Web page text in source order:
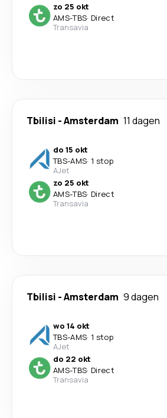
zo 25 okt
AMS-TBS· Direct
Transavia
Tbilisi -Amsterdam 11 dagen
do 15 okt
TBS-AMS· 1 stop
AJet
zo 25 okt
AMS-TBS· Direct
Transavia
Tbilisi -Amsterdam 9 dagen
wo 14 okt
TBS-AMS· 1 stop
AJet
do 22 okt
AMS-TBS· Direct
Transavia